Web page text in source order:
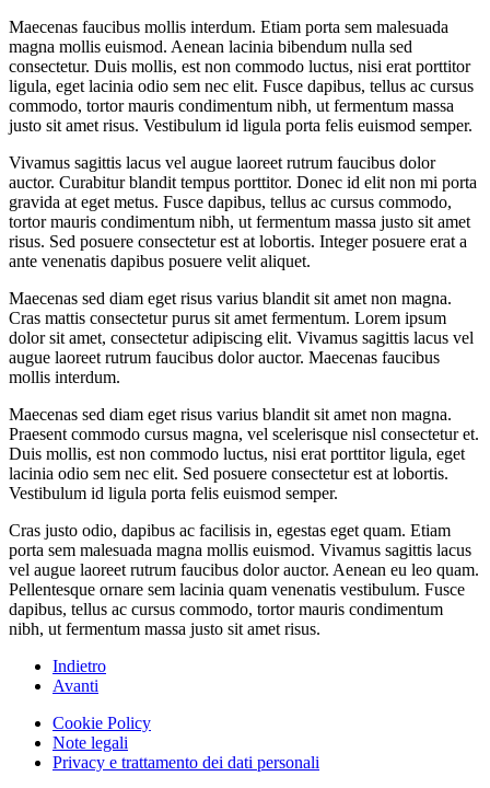
Maecenas faucibus mollis interdum. Etiam porta sem malesuada
magna mollis euismod. Aenean lacinia bibendum nulla sed
consectetur. Duis mollis, est non commodo luctus, nisi erat porttitor
ligula, eget lacinia odio sem nec elit. Fusce dapibus, tellus ac cursus
commodo, tortor mauris condimentum nibh, ut fermentum massa
justo sit amet risus. Vestibulum id ligula porta felis euismod semper.
Vivamus sagittis lacus vel augue laoreet rutrum faucibus dolor
auctor. Curabitur blandit tempus porttitor. Donec id elit non mi porta
gravida at eget metus. Fusce dapibus, tellus ac cursus commodo,
tortor mauris condimentum nibh, ut fermentum massa justo sit amet
risus. Sed posuere consectetur est at lobortis. Integer posuere erat a
ante venenatis dapibus posuere velit aliquet.
Maecenas sed diam eget risus varius blandit sit amet non magna.
Cras mattis consectetur purus sit amet fermentum. Lorem ipsum
dolor sit amet, consectetur adipiscing elit. Vivamus sagittis lacus vel
augue laoreet rutrum faucibus dolor auctor. Maecenas faucibus
mollis interdum.
Maecenas sed diam eget risus varius blandit sit amet non magna.
Praesent commodo cursus magna, vel scelerisque nisl consectetur et.
Duis mollis, est non commodo luctus, nisi erat porttitor ligula, eget
lacinia odio sem nec elit. Sed posuere consectetur est at lobortis.
Vestibulum id ligula porta felis euismod semper.
Cras justo odio, dapibus ac facilisis in, egestas eget quam. Etiam
porta sem malesuada magna mollis euismod. Vivamus sagittis lacus
vel augue laoreet rutrum faucibus dolor auctor. Aenean eu leo quam.
Pellentesque ornare sem lacinia quam venenatis vestibulum. Fusce
dapibus, tellus ac cursus commodo, tortor mauris condimentum
nibh, ut fermentum massa justo sit amet risus.
Indietro
Avanti
Cookie Policy
Note legali
Privacy e trattamento dei dati personali